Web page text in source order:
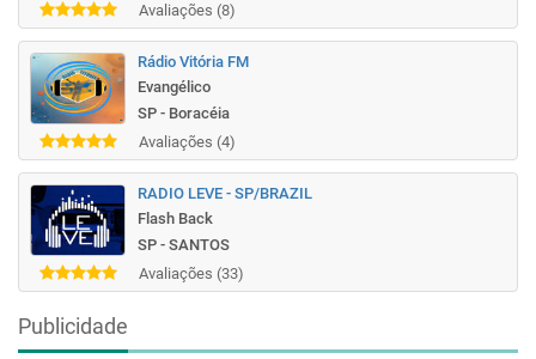
Avaliações (8)
Rádio Vitória FM
Evangélico
SP - Boracéia
Avaliações (4)
RADIO LEVE - SP/BRAZIL
Flash Back
SP - SANTOS
Avaliações (33)
Publicidade